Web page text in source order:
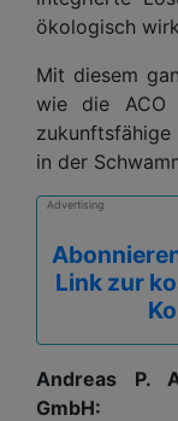
ökologisch
Mit diesem
wie die ACO
in der
Advertising
Link zur
Andreas P.
GmbH: